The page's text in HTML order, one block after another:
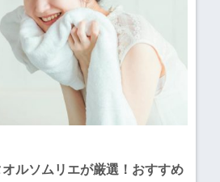
オルソムリエが厳選！おすすめ